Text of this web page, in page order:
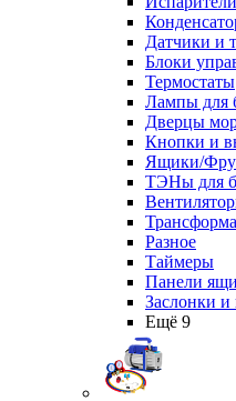
Датчики и
Блоки
Термостаты
Лампы для
Дверцы
Кнопки и
Ящики/
ТЭНы для
Разное
Таймеры
Панели
Заслонки
Ещё 9